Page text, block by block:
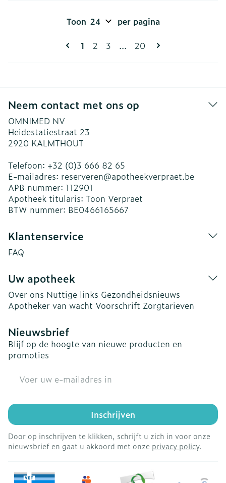
Pagina's
U lees momenteel pagina
1 Pagina
2 Pagina
3 ... Pagina
20
Toon per pagina
Neem contact met ons op
OMNIMED NV
Heidestatiestraat 23
2920 KALMTHOUT
Telefoon: +32 (0)3 666 82 65
E-mailadres: reserveren@apotheekverpraet.be
APB nummer: 112901
Apotheek titularis: Toon Verpraet
BTW nummer: BE0466165667
Klantenservice
FAQ
Uw apotheek
Over ons Nuttige links Gezondheidsnieuws
Apotheker van wacht Voorschrift Zorgtarieven
Nieuwsbrief
Blijf op de hoogte van nieuwe producten en
promoties
Inschrijven
Door op inschrijven te klikken, schrijft u zich in voor onze
nieuwsbrief en gaat u akkoord met onze privacy policy.